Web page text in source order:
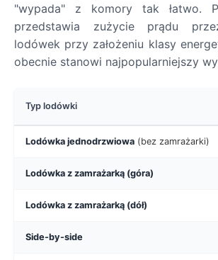
"wypada" z komory tak łatwo.
przedstawia zużycie prądu
lodówek przy założeniu klasy
obecnie stanowi najpopularniejszy
Typ lodówki
Lodówka jednodrzwiowa (bez zamrażarki)
Lodówka z zamrażarką (góra)
Lodówka z zamrażarką (dół)
Side-by-side